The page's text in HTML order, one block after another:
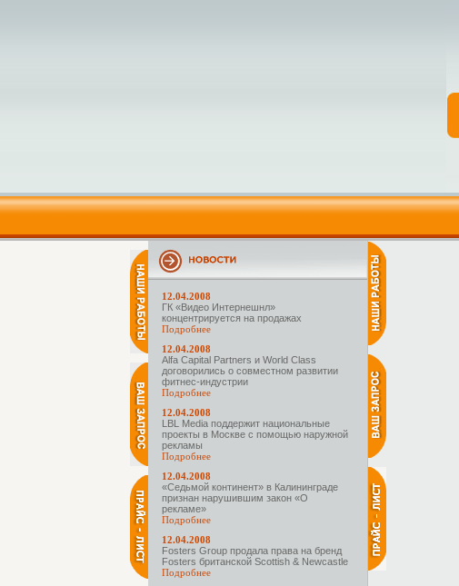
12.04.2008
ГК «Видео Интернешнл»
концентрируется на продажах
Подробнее
12.04.2008
Alfa Capital Partners и World Class
договорились о совместном развитии
фитнес-индустрии
Подробнее
12.04.2008
LBL Media поддержит национальные
проекты в Москве с помощью наружной
рекламы
Подробнее
12.04.2008
«Седьмой континент» в Калининграде
признан нарушившим закон «О
рекламе»
Подробнее
12.04.2008
Fosters Group продала права на бренд
Fosters британской Scottish & Newcastle
Подробнее